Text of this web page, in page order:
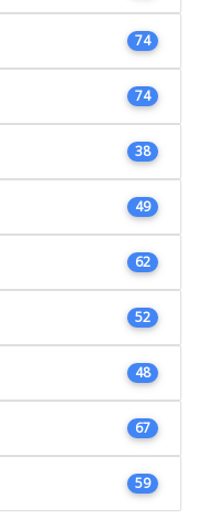
74
74
38
49
62
52
48
67
59